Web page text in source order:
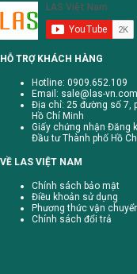
HỖ TRỢ KHÁCH HÀNG
Hotline: 0909.652.109
Email: sale@las-vn.com
Địa chỉ: 25 đường số 7,
Hồ Chí Minh
Giấy chứng nhận Đăng
Đầu tư Thành phố Hồ
VỀ LAS VIỆT NAM
Chính sách bảo mật
Điều khoản sử dụng
Phương thức vận
Chính sách đổi trả